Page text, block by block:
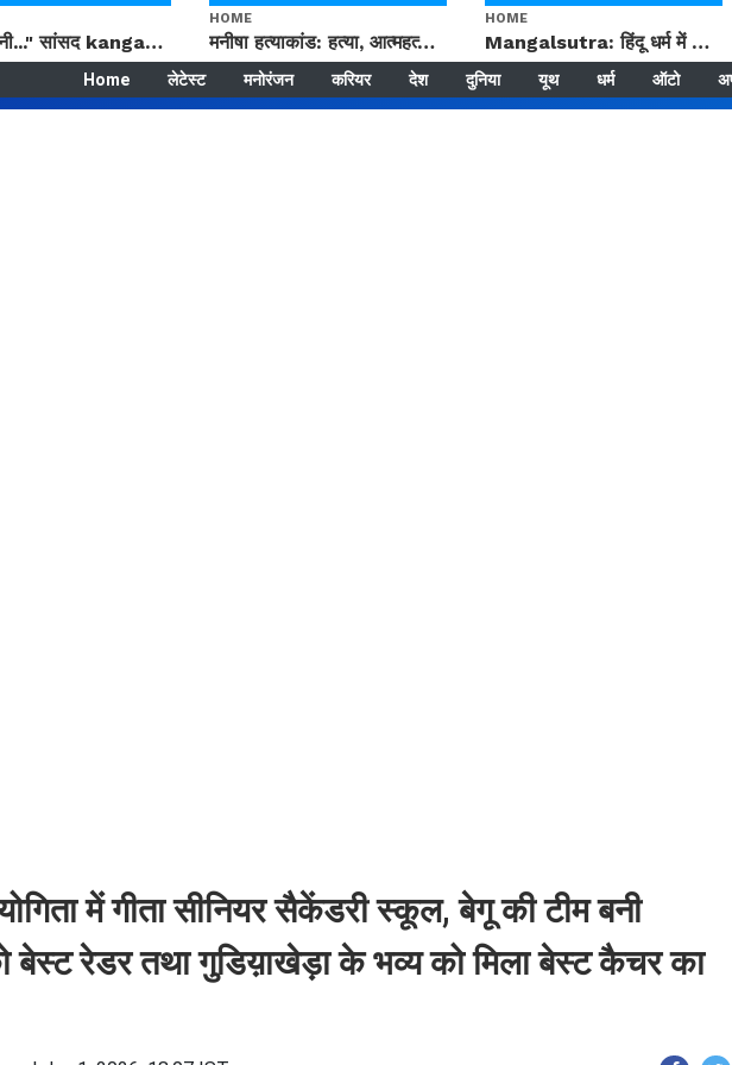
हम सनातनी..." सांसद kangana Ranaut से क्या बोली लड़की? Viral Jantar-Mantar | CJP protest
HOME
मनीषा हत्याकांड: हत्या, आत्महत्या या कोई बड़ा राज? | Full Story | Josh Haryana
HOME
Mangalsutra: हिंदू धर्म में शादी के बाद मंगलसूत्र क्यों पहनती है महिलाएं, किसने शुरु की ये परंपरा
Home लेटेस्ट मनोरंजन करियर देश दुनिया यूथ धर्म ऑटो
में गीता सीनियर सैकेंडरी स्कूल, बेगू की टीम बनी
बेस्ट रेडर तथा गुडिय़ाखेड़ा के भव्य को मिला बेस्ट कैचर का